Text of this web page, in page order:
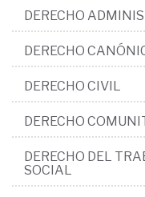
DERECHO
DERECHO
DERECHO CIVIL
DERECHO
DERECHO DEL
SOCIAL